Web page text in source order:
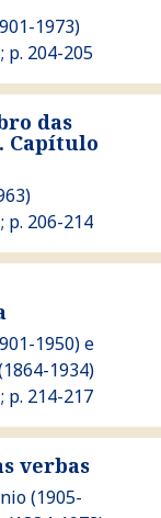
1973)
p. 204-205
d'Irlanda.
das
Capítulo
p. 206-214
1950) e
1934)
p. 214-217
verbas
(1905-